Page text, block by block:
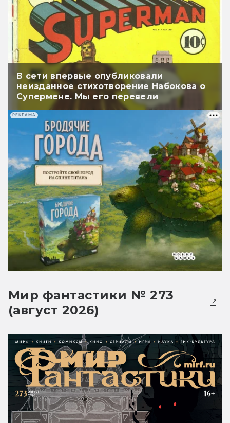
В сети впервые опубликовали
неизданное стихотворение Набокова о
Супермене. Мы его перевели
РЕКЛАМА
Мир фантастики № 273
(август 2026)